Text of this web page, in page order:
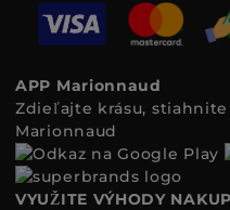
APP Marionnaud
Zdieľajte krásu,
Marionnaud
VYUŽITE VÝHODY